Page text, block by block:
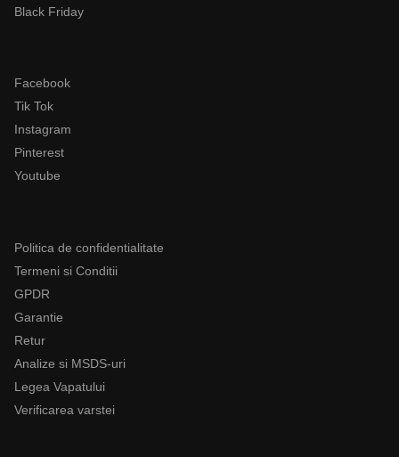
Black Friday
Facebook
Tik Tok
Instagram
Pinterest
Youtube
Politica de confidentialitate
Termeni si Conditii
GPDR
Garantie
Retur
Analize si MSDS-uri
Legea Vapatului
Verificarea varstei